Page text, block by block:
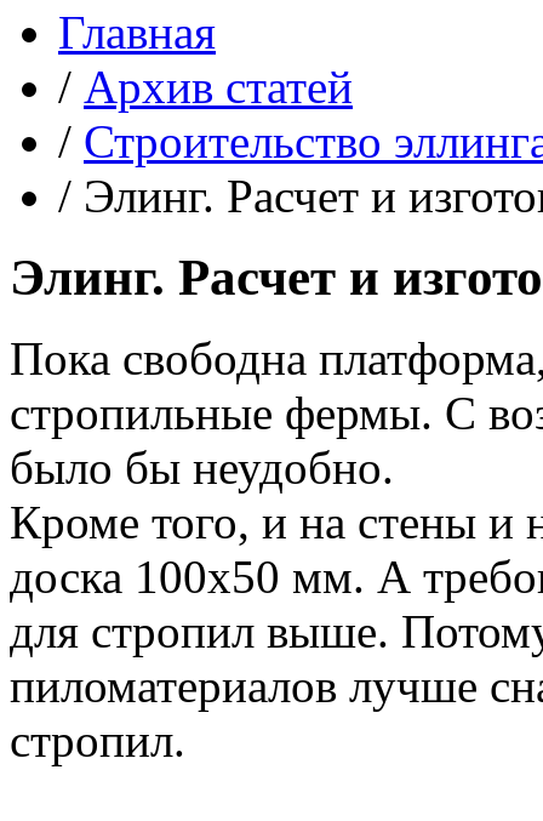
Главная
/ Архив статей
/ Строительство
/ Элинг. Расчет и
Элинг. Расчет и
Пока свободна
стропильные фермы. С
было бы неудобно.
Кроме того, и на стены и
доска 100х50 мм. А
для стропил выше.
пиломатериалов лучше
стропил.